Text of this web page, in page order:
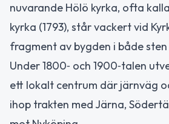
nuvarande Hölö kyrka, ofta
kyrka (1793), står vackert vid
fragment av bygden i både
Under 1800‑ och 1900‑talen
ett lokalt centrum där järnväg
ihop trakten med Järna,